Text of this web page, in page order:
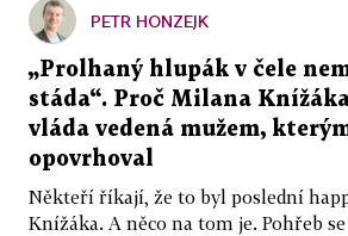
PETR HONZEJK
„Prolhaný hlupák v čele
stáda“. Proč Milana
vláda vedená mužem,
opovrhoval
Někteří říkají, že to byl poslední
Knížáka. A něco na tom je. Pohřeb